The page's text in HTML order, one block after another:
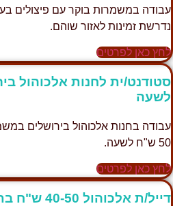
עבודה במשמרות בוקר עם פיצולים
נדרשת זמינות לאזור שוהם.
לחץ כאן לפרטים
לשעה
50 ש"ח לשעה.
לחץ כאן לפרטים
דייל/ת אלכוהול 40-50 ש"ח בתל אביב